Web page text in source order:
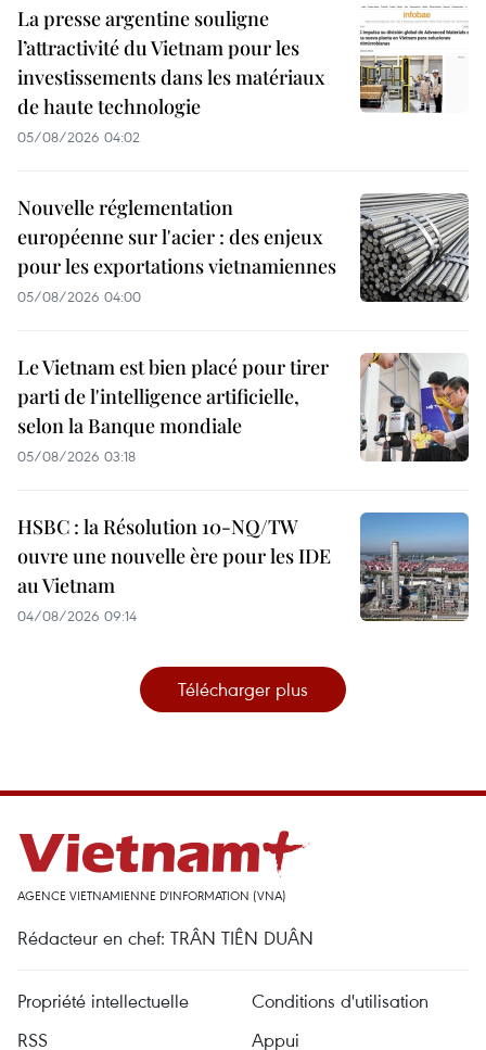
La presse argentine souligne
l’attractivité du Vietnam pour les
investissements dans les matériaux
de haute technologie
05/08/2026 04:02
Nouvelle réglementation
européenne sur l'acier : des enjeux
pour les exportations vietnamiennes
05/08/2026 04:00
Le Vietnam est bien placé pour tirer
parti de l'intelligence artificielle,
selon la Banque mondiale
05/08/2026 03:18
HSBC : la Résolution 10-NQ/TW
ouvre une nouvelle ère pour les IDE
au Vietnam
04/08/2026 09:14
Télécharger plus
AGENCE VIETNAMIENNE D'INFORMATION (VNA)
Rédacteur en chef: TRÂN TIÊN DUÂN
Propriété intellectuelle
Conditions d'utilisation
RSS
Appui